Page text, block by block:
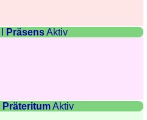
PräsensAktiv
PräteritumAktiv